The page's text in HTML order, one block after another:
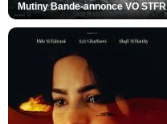
Mutiny Bande-annonce VO STFR